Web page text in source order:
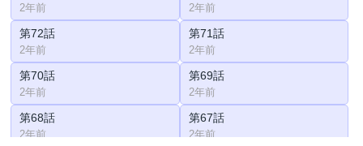
2年前 2年前
第72話
2年前
第71話
2年前
第70話
2年前
第69話
2年前
第68話
2年前
第67話
2年前